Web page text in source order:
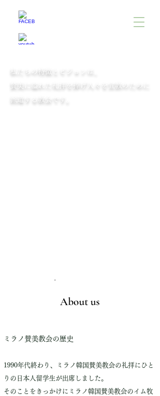
私たちの特徴とビジョンは、
賛美に溢れた礼拝を捧げ人々を宣教のために
派遣する教会です。
About us
ミラノ賛美教会の歴史
1990年代終わり、ミラノ韓国賛美教会の礼拝にひと
りの日本人留学生が出席しました。
そのことをきっかけにミラノ韓国賛美教会のイム牧